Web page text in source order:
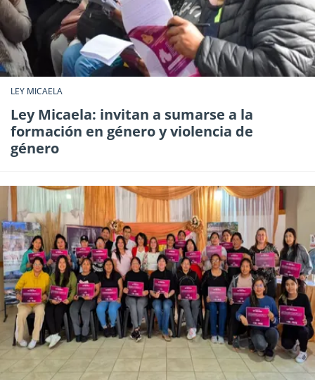
LEY MICAELA
Ley Micaela: invitan a sumarse a la
formación en género y violencia de
género